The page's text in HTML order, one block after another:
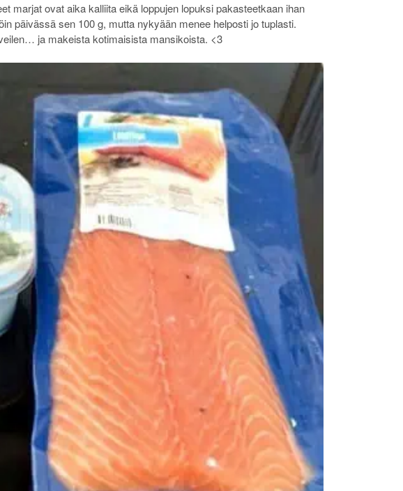
marjat ovat aika kalliita eikä loppujen lopuksi pakasteetkaan ihan
päivässä sen 100 g, mutta nykyään menee helposti jo tuplasti.
ja makeista kotimaisista mansikoista. <3